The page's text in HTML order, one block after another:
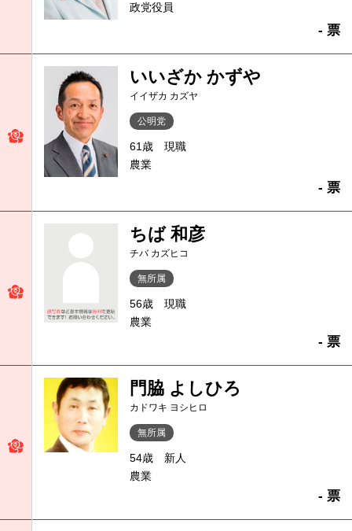
政党役員
- 票
いいざか かずや
イイザカ カズヤ
公明党
61歳
現職
農業
- 票
ちば 和彦
チバ カズヒコ
無所属
56歳
現職
農業
- 票
門脇 よしひろ
カドワキ ヨシヒロ
無所属
54歳
新人
農業
- 票